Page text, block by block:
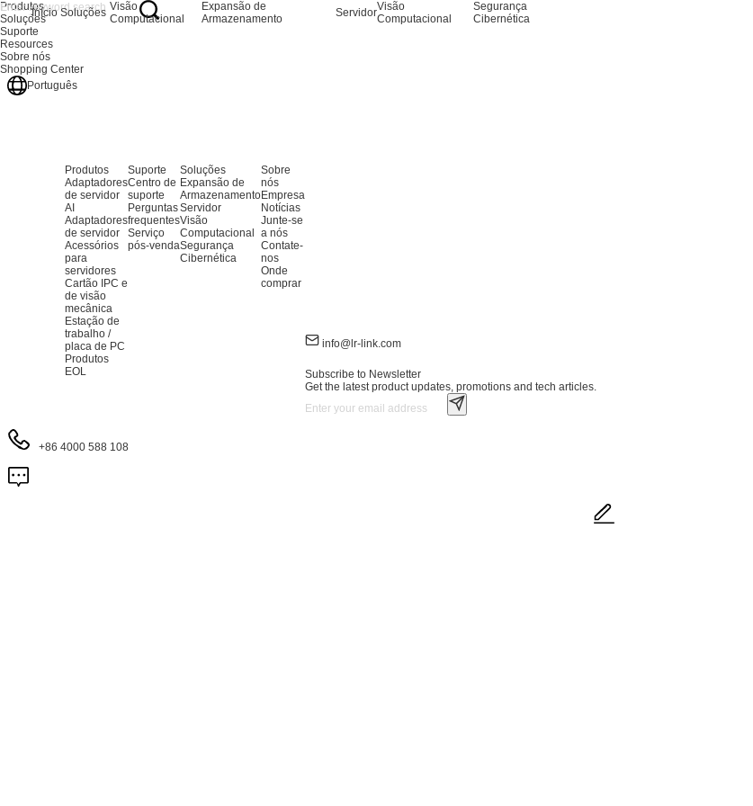
Produtos
Soluções
Suporte
Resources
Sobre nós
Shopping Center
Português
Início Soluções Visão
Computacional
Expansão de
Armazenamento
ServidorVisão
Computacional
Segurança
Cibernética
Produtos
Adaptadores
de servidor
AI
Adaptadores
de servidor
Acessórios
para
servidores
Cartão IPC e
de visão
mecânica
Estação de
trabalho /
placa de PC
Produtos
EOL
Suporte
Centro de
suporte
Perguntas
frequentes
Serviço
pós-venda
Soluções
Expansão de
Armazenamento
Servidor
Visão
Computacional
Segurança
Cibernética
Sobre
nós
Empresa
Notícias
Junte-se
a nós
Contate-
nos
Onde
comprar
info@lr-link.com
Subscribe to Newsletter
Get the latest product updates, promotions and tech articles.
+86 4000 588 108